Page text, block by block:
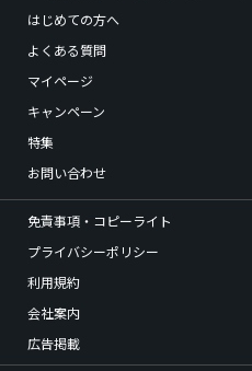
はじめての方へ
よくある質問
マイページ
キャンペーン
特集
お問い合わせ
免責事項・コピーライト
プライバシーポリシー
利用規約
会社案内
広告掲載